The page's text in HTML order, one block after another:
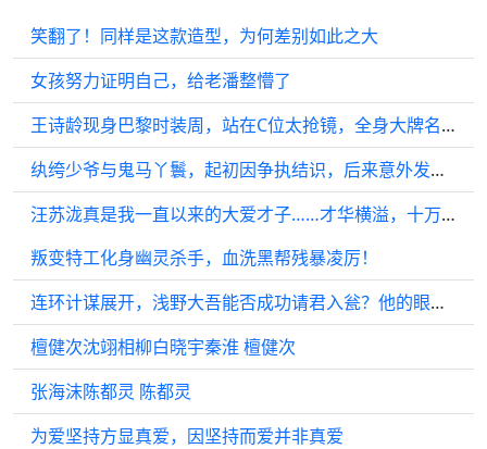
笑翻了！同样是这款造型，为何差别如此之大
女孩努力证明自己，给老潘整懵了
王诗龄现身巴黎时装周，站在C位太抢镜，全身大牌名媛风十足
纨绔少爷与鬼马丫鬟，起初因争执结识，后来意外发现竟是死对头的内应…
汪苏泷真是我一直以来的大爱才子……才华横溢，十万伏特的歌曲越听越上瘾……
叛变特工化身幽灵杀手，血洗黑帮残暴凌厉！
连环计谋展开，浅野大吾能否成功请君入瓮？他的眼神杀，你能避开吗？
檀健次沈翊相柳白晓宇秦淮 檀健次
张海沫陈都灵 陈都灵
为爱坚持方显真爱，因坚持而爱并非真爱